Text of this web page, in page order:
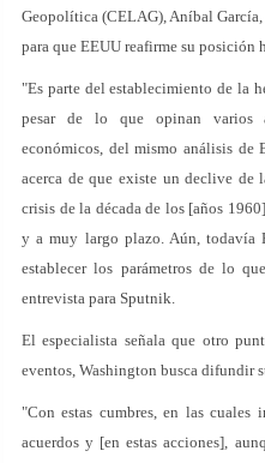
Geopolítica (CELAG), Aníbal
para que EEUU reafirme su posición
"Es parte del establecimiento de la
pesar de lo que opinan varios
económicos, del mismo análisis de
acerca de que existe un declive de
crisis de la década de los [años
y a muy largo plazo. Aún, todavía
establecer los parámetros de lo
entrevista para Sputnik.
El especialista señala que otro
eventos, Washington busca difundir
"Con estas cumbres, en las cuales
acuerdos y [en estas acciones],